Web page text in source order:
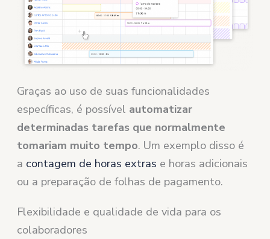
Graças ao uso de suas funcionalidades
específicas, é possível automatizar
determinadas tarefas que normalmente
tomariam muito tempo. Um exemplo disso é
a contagem de horas extras e horas adicionais
ou a preparação de folhas de pagamento.
Flexibilidade e qualidade de vida para os
colaboradores